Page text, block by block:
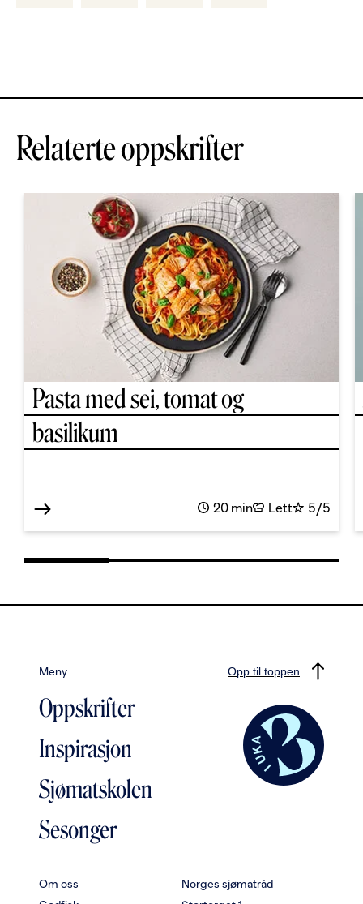
Relaterte oppskrifter
Pasta med sei, tomat og
basilikum
20 min Lett 5/5
Meny
Oppskrifter
Inspirasjon
Sjømatskolen
Sesonger
Om oss
Norges sjømatråd
Opp til toppen